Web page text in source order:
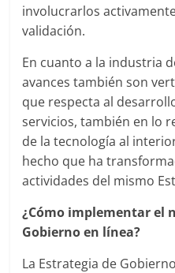
Dinero,
Economía,
Diseño
Web,
Móviles,
Estrategias
Digitales,
Estrategias
Publicitarias,
Alianzas,
Clientes,
Innovación,
Noticias,
involucrarlos
validación.
En cuanto a la industria
avances también son
que respecta al
servicios, también en lo
de la tecnología al
hecho que ha
actividades del mismo
¿Cómo implementar el
Gobierno en línea?
La Estrategia de